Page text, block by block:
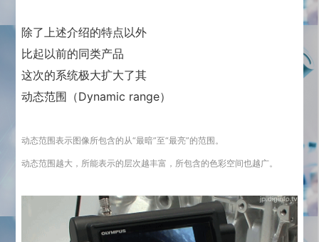
除了上述介绍的特点以外
比起以前的同类产品
这次的系统极大扩大了其
动态范围（Dynamic range）
动态范围表示图像所包含的从“最暗”至“最亮”的范围。
动态范围越大，所能表示的层次越丰富，所包含的色彩空间也越广。